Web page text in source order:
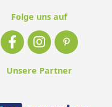
Folge uns auf
Unsere Partner